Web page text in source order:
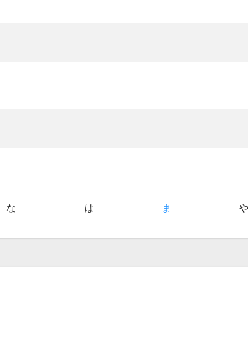
な は ま